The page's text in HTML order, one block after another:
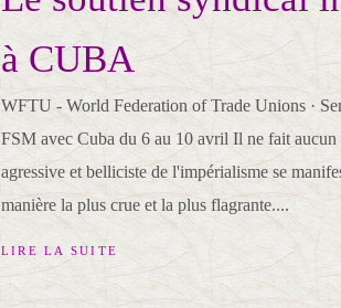
à CUBA
WFTU - World Federation of Trade Unions ·
FSM avec Cuba du 6 au 10 avril Il ne fait aucun
agressive et belliciste de l'impérialisme se
manière la plus crue et la plus flagrante....
LIRE LA SUITE